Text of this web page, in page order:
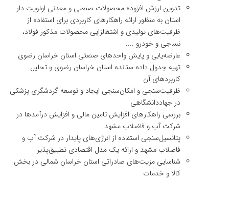
تدوین ارزش افزوده محصولات صنعتی و معدنی اولویت دار
استان به منظور ارائه راهکارهای کاربردی برای استفاده از
ظرفیت‌های تولیدی و اشتغالزایی محصولات مذکور فولاد،
نساجی و خودرو ....
عارضه‌یابی و پایش واحدهای صنعتی استان خراسان رضوی
تهیه جدول داده ستانده استان خراسان رضوی و تحلیل
کاربردهای آن
ظرفیت‌سنجی و امکان‌سنجی ایجاد و توسعه گردشگری پزشکی
در جهاددانشگاهی
بررسی راهکارهای افزایش تامین مالی و افزایش درآمدها در
شرکت آب و فاضلاب مشهد
پتانسیل‌سنجی استفاده از انرژی‌های پایدار در شرکت آب و
فاضلاب مشهد و ارائه یک مدل اقتصادی تطبیق‌پذیر
شناسایی مزیت‌های صادراتی استان خراسان شمالی در بخش
کالا و خدمات